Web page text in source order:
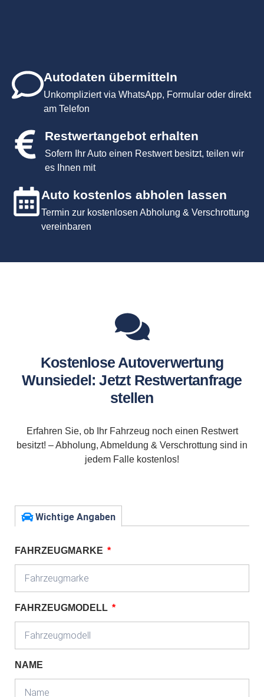
Autodaten übermitteln
Unkompliziert via WhatsApp, Formular oder direkt
am Telefon
Restwertangebot erhalten
Sofern Ihr Auto einen Restwert besitzt, teilen wir
es Ihnen mit
Auto kostenlos abholen lassen
Termin zur kostenlosen Abholung & Verschrottung
vereinbaren
Kostenlose Autoverwertung
Wunsiedel: Jetzt Restwertanfrage
stellen
Erfahren Sie, ob Ihr Fahrzeug noch einen Restwert
besitzt! – Abholung, Abmeldung & Verschrottung sind in
jedem Falle kostenlos!
Wichtige Angaben
FAHRZEUGMARKE
FAHRZEUGMODELL
NAME